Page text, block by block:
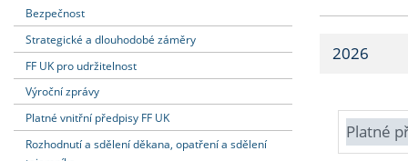
Dozvědět se více Strategie
Fakultní
Podat přihlášku Učitelské
Dozvědět se více
Dozvědět se více
Dozvědět se více
Bezpečnost
Strategické a dlouhodobé záměry
FF UK pro udržitelnost
Výroční zprávy
Platné vnitřní předpisy FF UK
Rozhodnutí a sdělení děkana, opatření a sdělení
2026
Platné